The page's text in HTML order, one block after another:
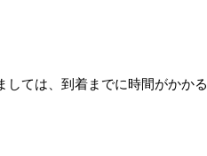
ては、到着までに時間がかかる